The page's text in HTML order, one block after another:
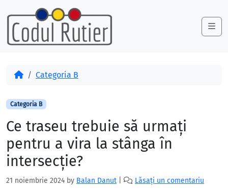
Skip to content
Skip to footer
AcasăCategoria B
Categoria B
Ce traseu trebuie să urmaţi
pentru a vira la stânga în
intersecţie?
21 noiembrie 2024 by Balan Danut Lăsați un comentariu